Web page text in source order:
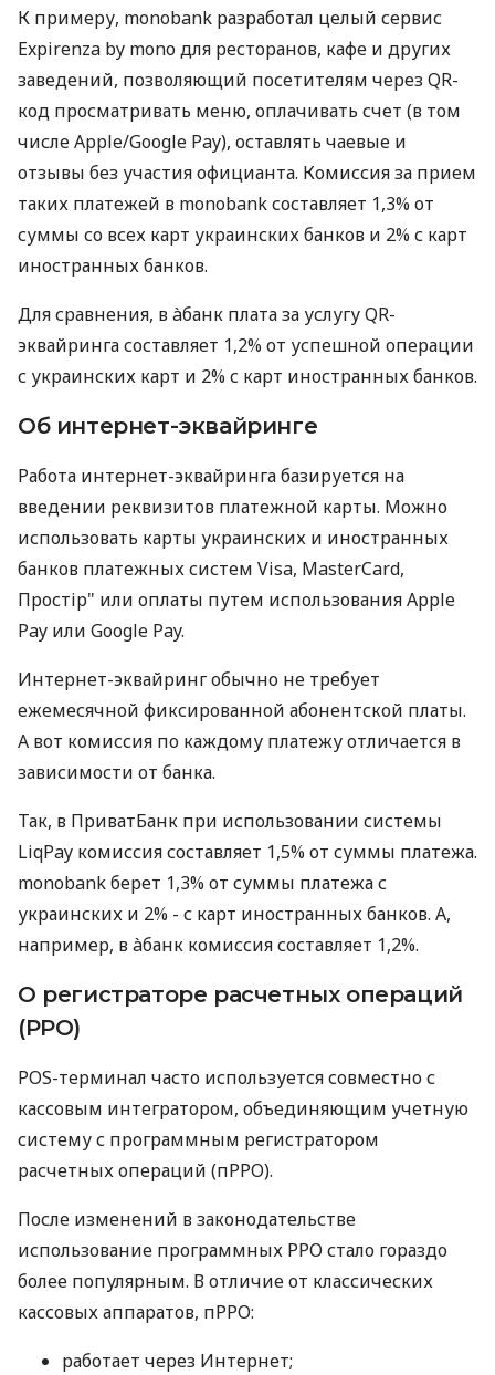
К примеру, monobank разработал целый сервис
Expirenza by mono для ресторанов, кафе и других
заведений, позволяющий посетителям через QR-
код просматривать меню, оплачивать счет (в том
числе Apple/Google Pay), оставлять чаевые и
отзывы без участия официанта. Комиссия за прием
таких платежей в monobank составляет 1,3% от
суммы со всех карт украинских банков и 2% с карт
иностранных банков.
Для сравнения, в àбанк плата за услугу QR-
эквайринга составляет 1,2% от успешной операции
с украинских карт и 2% с карт иностранных банков.
Об интернет-эквайринге
Работа интернет-эквайринга базируется на
введении реквизитов платежной карты. Можно
использовать карты украинских и иностранных
банков платежных систем Visa, MasterCard,
Простір" или оплаты путем использования Apple
Pay или Google Pay.
Интернет-эквайринг обычно не требует
ежемесячной фиксированной абонентской платы.
А вот комиссия по каждому платежу отличается в
зависимости от банка.
Так, в ПриватБанк при использовании системы
LiqPay комиссия составляет 1,5% от суммы платежа.
monobank берет 1,3% от суммы платежа с
украинских и 2% - с карт иностранных банков. А,
например, в àбанк комиссия составляет 1,2%.
О регистраторе расчетных операций
(РРО)
POS-терминал часто используется совместно с
кассовым интегратором, объединяющим учетную
систему с программным регистратором
расчетных операций (пРРО).
После изменений в законодательстве
использование программных РРО стало гораздо
более популярным. В отличие от классических
кассовых аппаратов, пРРО:
работает через Интернет;